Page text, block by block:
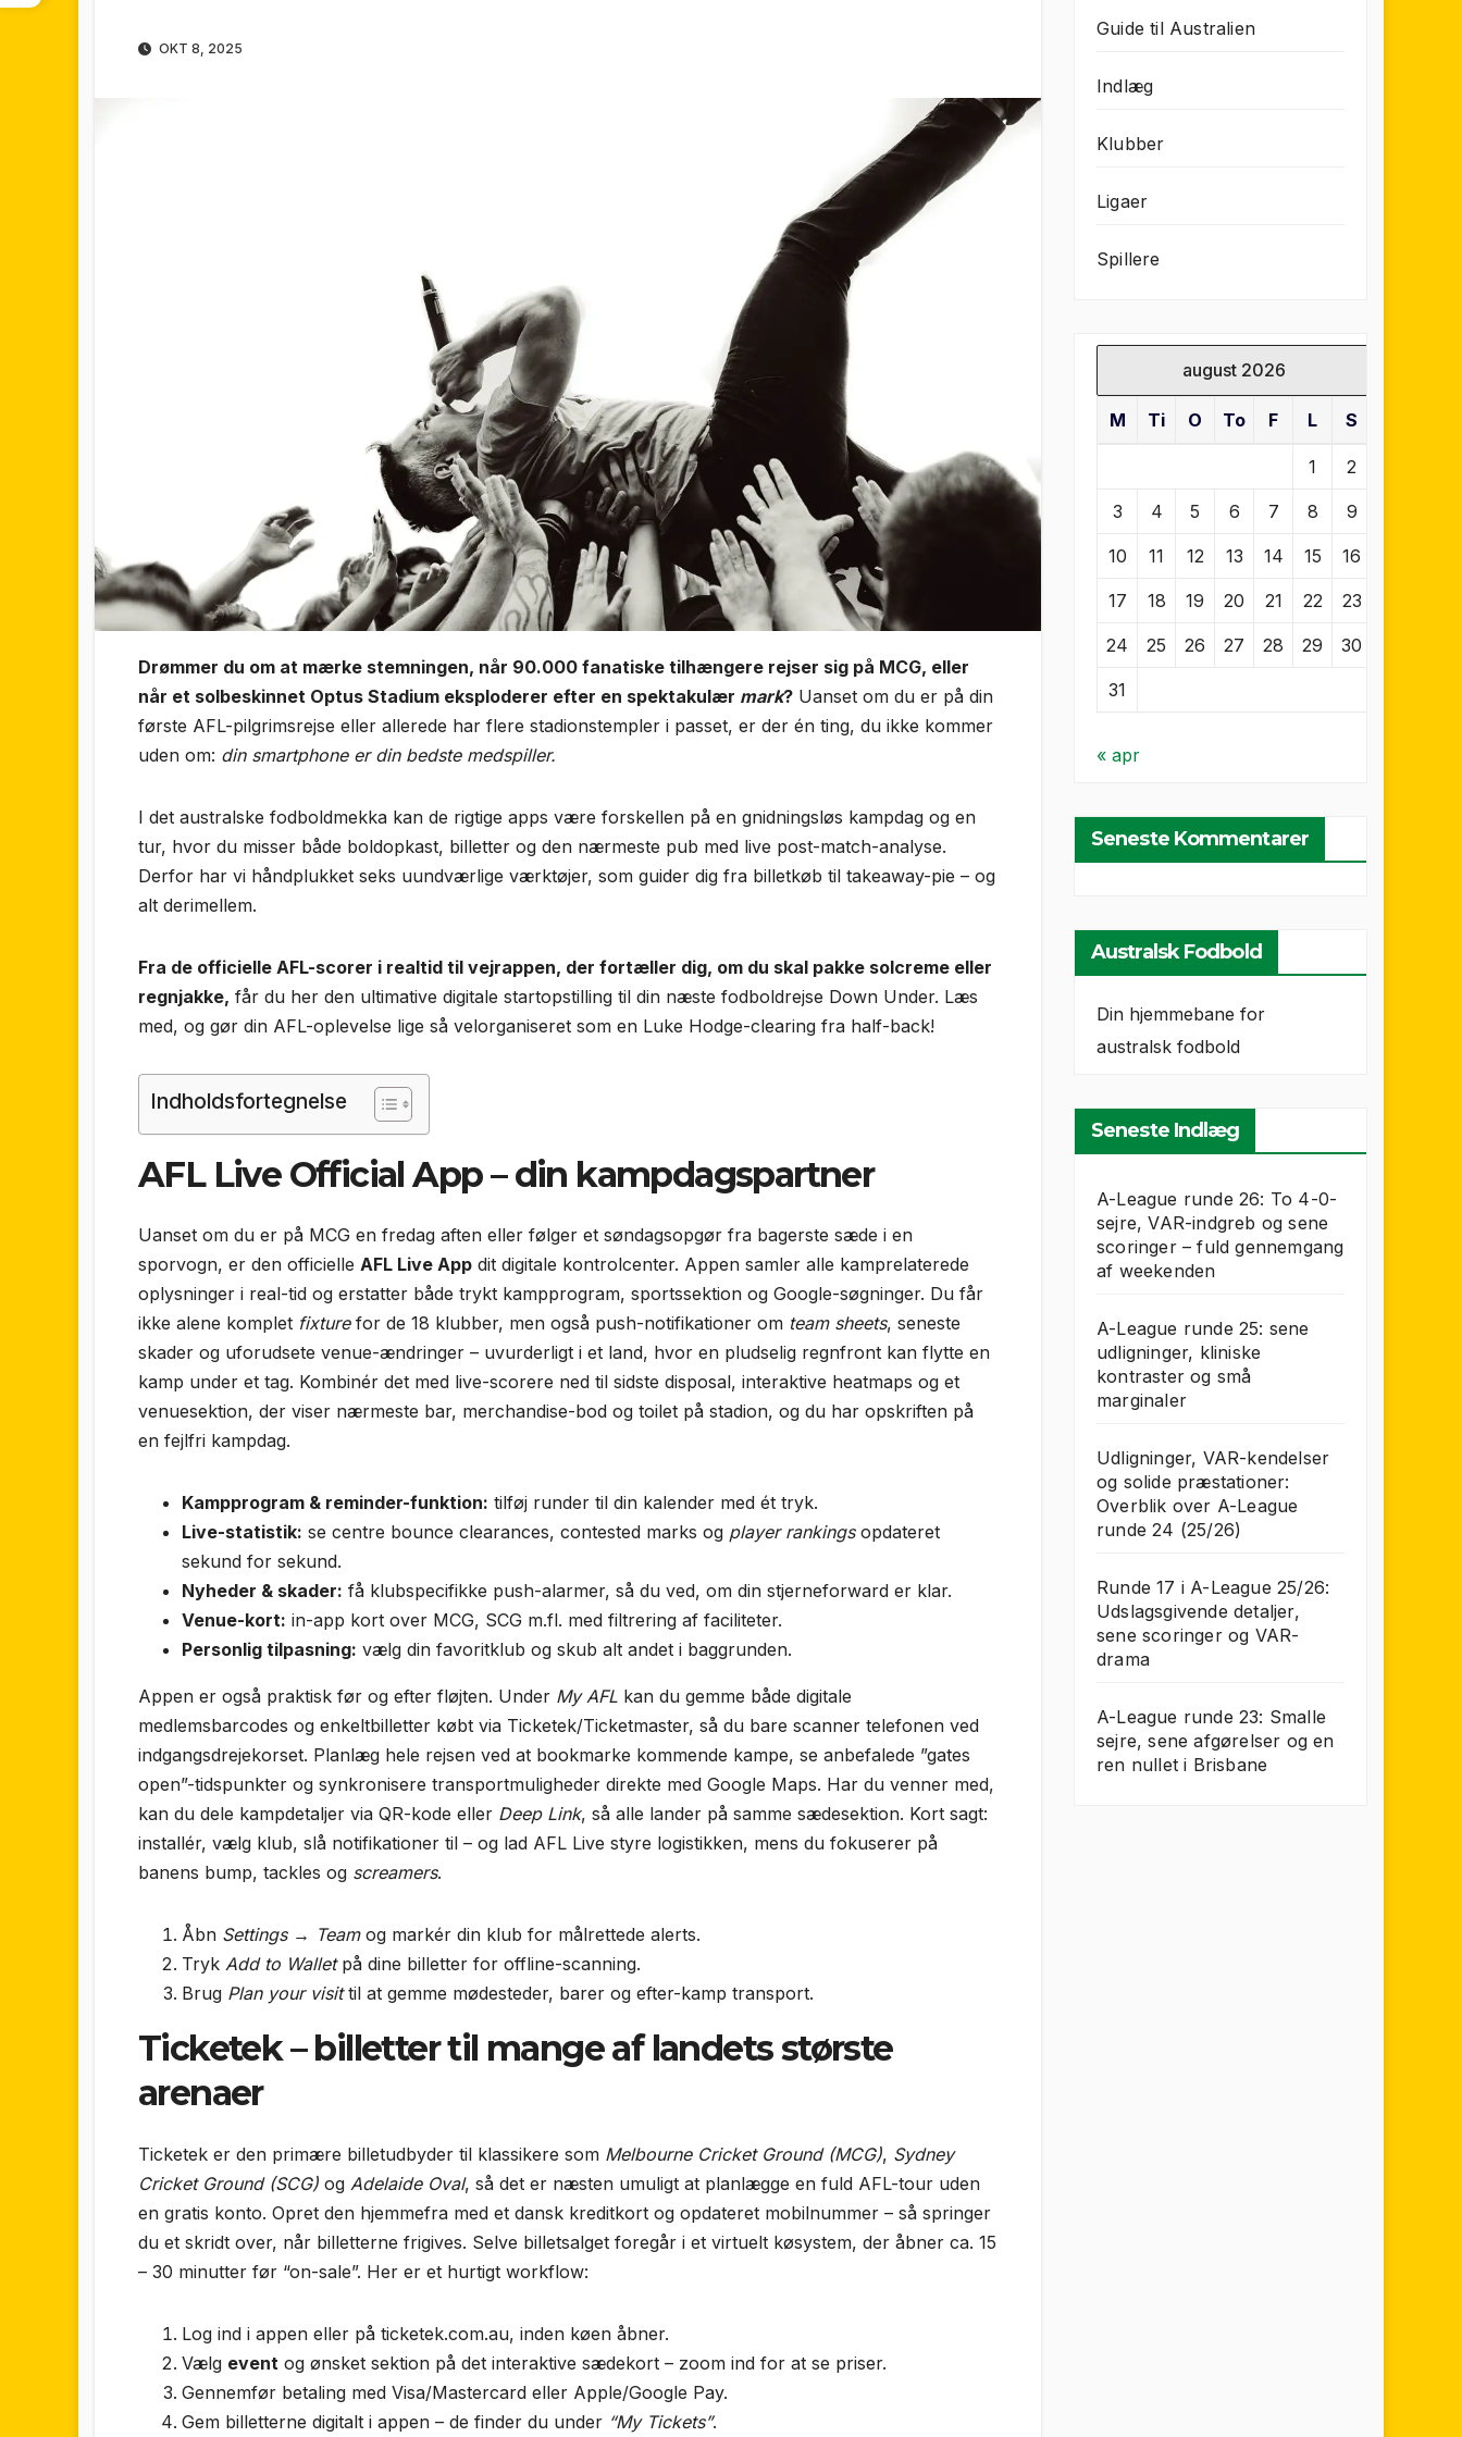
OKT 8, 2025
Drømmer du om at mærke stemningen, når 90.000 fanatiske tilhængere rejser sig på MCG, eller
når et solbeskinnet Optus Stadium eksploderer efter en spektakulær mark? Uanset om du er på din
første AFL-pilgrimsrejse eller allerede har flere stadionstempler i passet, er der én ting, du ikke kommer
uden om: din smartphone er din bedste medspiller.
I det australske fodboldmekka kan de rigtige apps være forskellen på en gnidningsløs kampdag og en
tur, hvor du misser både boldopkast, billetter og den nærmeste pub med live post-match-analyse.
Derfor har vi håndplukket seks uundværlige værktøjer, som guider dig fra billetkøb til takeaway-pie – og
alt derimellem.
Fra de officielle AFL-scorer i realtid til vejrappen, der fortæller dig, om du skal pakke solcreme eller
regnjakke, får du her den ultimative digitale startopstilling til din næste fodboldrejse Down Under. Læs
med, og gør din AFL-oplevelse lige så velorganiseret som en Luke Hodge-clearing fra half-back!
Indholdsfortegnelse
AFL Live Official App – din kampdagspartner
Uanset om du er på MCG en fredag aften eller følger et søndagsopgør fra bagerste sæde i en
sporvogn, er den officielle AFL Live App dit digitale kontrolcenter. Appen samler alle kamprelaterede
oplysninger i real-tid og erstatter både trykt kampprogram, sportssektion og Google-søgninger. Du får
ikke alene komplet fixturefor de 18 klubber, men også push-notifikationer om team sheets, seneste
skader og uforudsete venue-ændringer – uvurderligt i et land, hvor en pludselig regnfront kan flytte en
kamp under et tag. Kombinér det med live-scorere ned til sidste disposal, interaktive heatmaps og et
venuesektion, der viser nærmeste bar, merchandise-bod og toilet på stadion, og du har opskriften på
en fejlfri kampdag.
Kampprogram & reminder-funktion: tilføj runder til din kalender med ét tryk.
Live-statistik: se centre bounce clearances, contested marks og player rankingsopdateret
sekund for sekund.
Nyheder & skader: få klubspecifikke push-alarmer, så du ved, om din stjerneforward er klar.
Venue-kort: in-app kort over MCG, SCG m.fl. med filtrering af faciliteter.
Personlig tilpasning: vælg din favoritklub og skub alt andet i baggrunden.
Appen er også praktisk før og efter fløjten. Under My AFL kan du gemme både digitale
medlemsbarcodes og enkeltbilletter købt via Ticketek/Ticketmaster, så du bare scanner telefonen ved
indgangs­drejekorset. Planlæg hele rejsen ved at bookmarke kommende kampe, se anbefalede ”gates
open”-tidspunkter og synkronisere transportmuligheder direkte med Google Maps. Har du venner med,
kan du dele kampdetaljer via QR-kode eller Deep Link, så alle lander på samme sædesektion. Kort sagt:
installér, vælg klub, slå notifikationer til – og lad AFL Live styre logistikken, mens du fokuserer på
banens bump, tackles og screamers.
Åbn Settings → Teamog markér din klub for målrettede alerts.
Tryk Add to Walletpå dine billetter for offline-scanning.
Brug Plan your visittil at gemme mødesteder, barer og efter-kamp transport.
Ticketek – billetter til mange af landets største
arenaer
Ticketek er den primære billetudbyder til klassikere som Melbourne Cricket Ground (MCG), Sydney
Cricket Ground (SCG) og Adelaide Oval, så det er næsten umuligt at planlægge en fuld AFL-tour uden
en gratis konto. Opret den hjemmefra med et dansk kreditkort og opdateret mobilnummer – så springer
du et skridt over, når billetterne frigives. Selve billetsalget foregår i et virtuelt køsystem, der åbner ca. 15
– 30 minutter før “on-sale”. Her er et hurtigt workflow:
Log ind i appen eller på ticketek.com.au, inden køen åbner.
Vælg event og ønsket sektion på det interaktive sædekort – zoom ind for at se priser.
Gennemfør betaling med Visa/Mastercard eller Apple/Google Pay.
Gem billetterne digitalt i appen – de finder du under “My Tickets”.
Guide til Australien
Indlæg
Klubber
Ligaer
Spillere
august 2026
M Ti O To F L S
1 2
3 4 5 6 7 8 9
10 11 12 13 14 15 16
17 18 19 20 21 22 23
24 25 26 27 28 29 30
31
« apr
Seneste Kommentarer
Australsk Fodbold
Din hjemmebane for
australsk fodbold
Seneste Indlæg
A-League runde 26: To 4-0-
sejre, VAR-indgreb og sene
scoringer – fuld gennemgang
af weekenden
A-League runde 25: sene
udligninger, kliniske
kontraster og små
marginaler
Udligninger, VAR-kendelser
og solide præstationer:
Overblik over A-League
runde 24 (25/26)
Runde 17 i A-League 25/26:
Udslagsgivende detaljer,
sene scoringer og VAR-
drama
A-League runde 23: Smalle
sejre, sene afgørelser og en
ren nullet i Brisbane